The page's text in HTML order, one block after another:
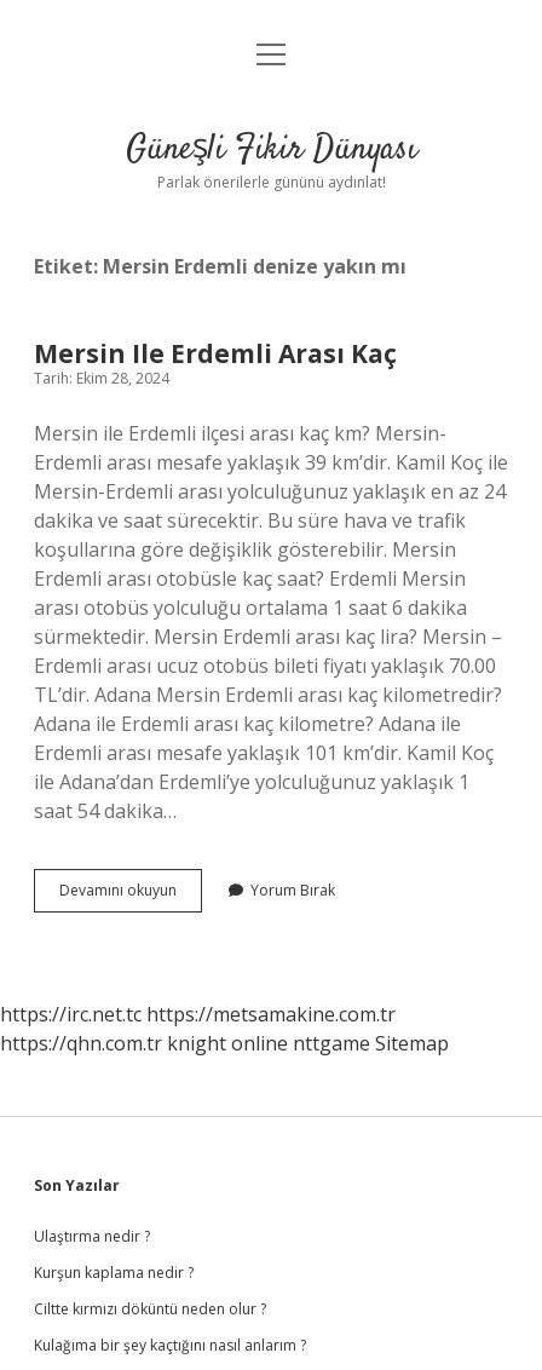
Anasayfa
Yasal Uyarı
menüyü
Güneşli Fikir Dünyası
Parlak önerilerle gününü aydınlat!
Etiket: Mersin Erdemli denize yakın mı
Mersin Ile Erdemli Arası Kaç
Tarih: Ekim 28, 2024
Mersin ile Erdemli ilçesi arası kaç km? Mersin-
Erdemli arası mesafe yaklaşık 39 km’dir. Kamil Koç ile
Mersin-Erdemli arası yolculuğunuz yaklaşık en az 24
dakika ve saat sürecektir. Bu süre hava ve trafik
koşullarına göre değişiklik gösterebilir. Mersin
Erdemli arası otobüsle kaç saat? Erdemli Mersin
arası otobüs yolculuğu ortalama 1 saat 6 dakika
sürmektedir. Mersin Erdemli arası kaç lira? Mersin –
Erdemli arası ucuz otobüs bileti fiyatı yaklaşık 70.00
TL’dir. Adana Mersin Erdemli arası kaç kilometredir?
Adana ile Erdemli arası kaç kilometre? Adana ile
Erdemli arası mesafe yaklaşık 101 km’dir. Kamil Koç
ile Adana’dan Erdemli’ye yolculuğunuz yaklaşık 1
saat 54 dakika…
Devamını okuyun
Ile
Yorum Bırak
https://irc.net.tc https://metsamakine.com.tr
https://qhn.com.tr knight online nttgame Sitemap
Sidebar
Son Yazılar
Ulaştırma nedir ?
Kurşun kaplama nedir ?
Ciltte kırmızı döküntü neden olur ?
Kulağıma bir şey kaçtığını nasıl anlarım ?